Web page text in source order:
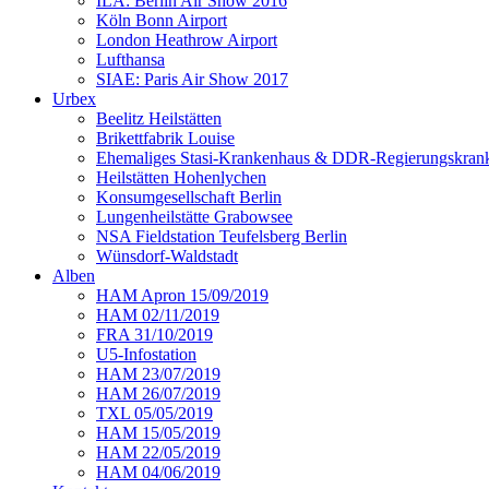
Köln Bonn Airport
London Heathrow Airport
Lufthansa
SIAE: Paris Air Show 2017
Urbex
Beelitz Heilstätten
Brikettfabrik Louise
Ehemaliges Stasi-Krankenhaus & DDR-
Heilstätten Hohenlychen
Konsumgesellschaft Berlin
Lungenheilstätte Grabowsee
NSA Fieldstation Teufelsberg Berlin
Wünsdorf-Waldstadt
Alben
HAM Apron 15/09/2019
HAM 02/11/2019
FRA 31/10/2019
U5-Infostation
HAM 23/07/2019
HAM 26/07/2019
TXL 05/05/2019
HAM 15/05/2019
HAM 22/05/2019
HAM 04/06/2019